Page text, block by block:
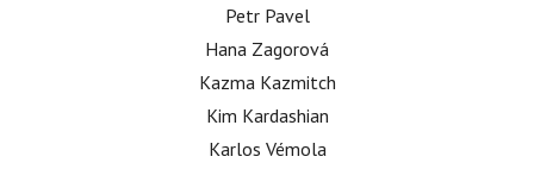
Petr Pavel
Hana Zagorová
Kazma Kazmitch
Kim Kardashian
Karlos Vémola